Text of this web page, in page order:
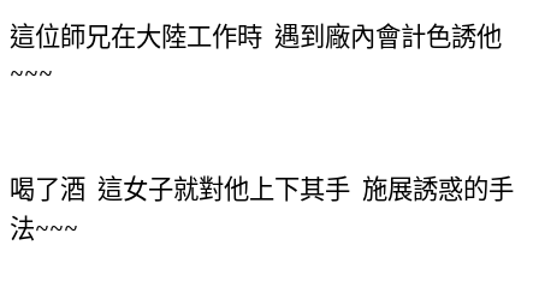
這位師兄在大陸工作時 遇到廠內會計色誘他
~~~
喝了酒 這女子就對他上下其手 施展誘惑的手
法~~~